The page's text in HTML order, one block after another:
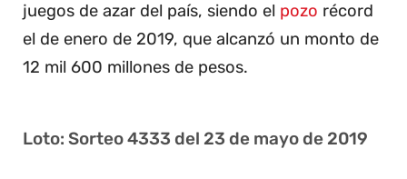
juegos de azar del país, siendo el pozo récord
el de enero de 2019, que alcanzó un monto de
12 mil 600 millones de pesos.
Loto: Sorteo 4333 del 23 de mayo de 2019